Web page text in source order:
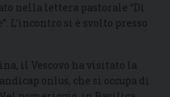
nella lettera pastorale “Di
L’incontro si è svolto presso
il Vescovo ha visitato la
onlus, che si occupa di